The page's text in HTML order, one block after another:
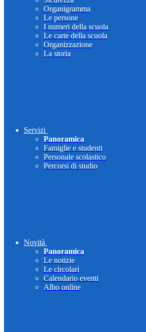
Organigramma
Le persone
I numeri della scuola
Le carte della scuola
Organizzazione
La storia
Servizi
Panoramica
Famiglie e studenti
Personale scolastico
Percorsi di studio
Novità
Panoramica
Le notizie
Le circolari
Calendario eventi
Albo online